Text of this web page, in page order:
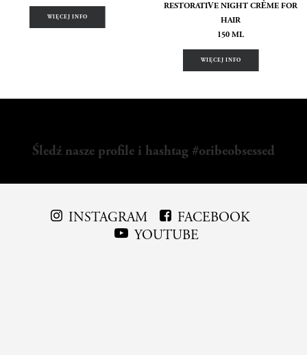
WIĘCEJ INFO
RESTORATIVE NIGHT CRÈME FOR
HAIR
150 ML
WIĘCEJ INFO
Śledź nasze profile i hashtag #oribeobsessed
INSTAGRAM
FACEBOOK
YOUTUBE